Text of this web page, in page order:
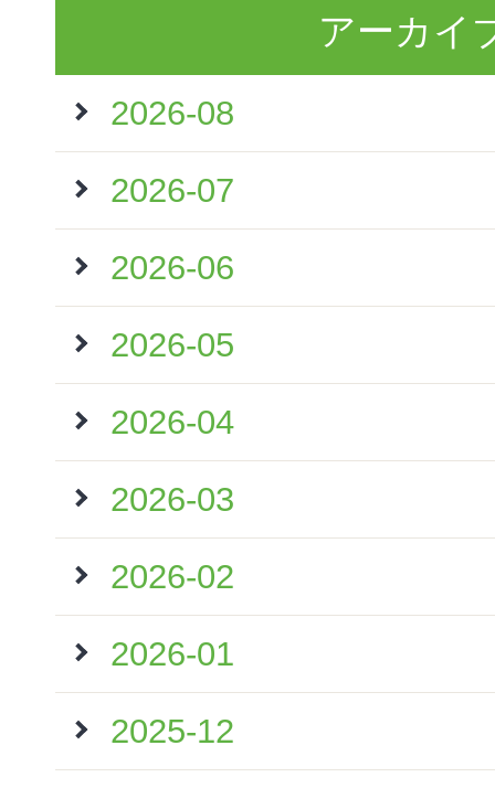
アーカイ
2026-08
2026-07
2026-06
2026-05
2026-04
2026-03
2026-02
2026-01
2025-12